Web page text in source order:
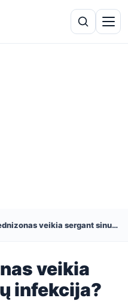
Kaip prednizonas veikia sergant sinusų infekcija?
veikia
infekcija?